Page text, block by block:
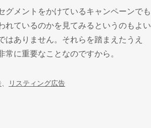
グメントをかけているキャンペーンでも
れているのかを見てみるというのもよい
ありません。それらを踏まえたうえ
に重要なことなのですから。
リスティング広告